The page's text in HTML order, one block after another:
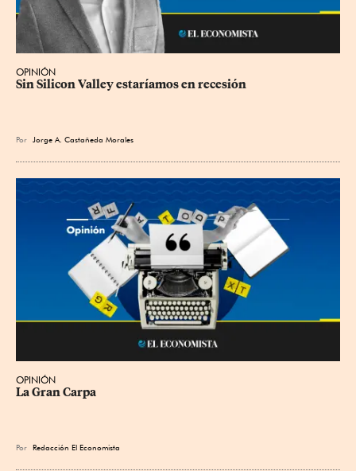
OPINIÓN
Sin Silicon Valley estaríamos en recesión
Por Jorge A. Castañeda Morales
OPINIÓN
La Gran Carpa
Por Redacción El Economista